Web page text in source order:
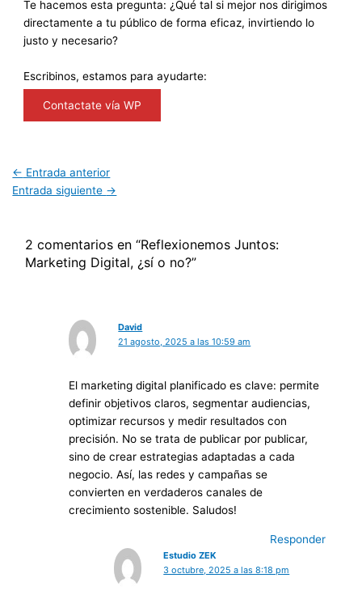
Te hacemos esta pregunta: ¿Qué tal si mejor nos dirigimos
directamente a tu público de forma eficaz, invirtiendo lo
justo y necesario?
Escribinos, estamos para ayudarte:
Contactate vía WP
← Entrada anterior
Entrada siguiente →
2 comentarios en “Reflexionemos Juntos:
Marketing Digital, ¿sí o no?”
David
21 agosto, 2025 a las 10:59 am
El marketing digital planificado es clave: permite
definir objetivos claros, segmentar audiencias,
optimizar recursos y medir resultados con
precisión. No se trata de publicar por publicar,
sino de crear estrategias adaptadas a cada
negocio. Así, las redes y campañas se
convierten en verdaderos canales de
crecimiento sostenible. Saludos!
Responder
Estudio ZEK
3 octubre, 2025 a las 8:18 pm